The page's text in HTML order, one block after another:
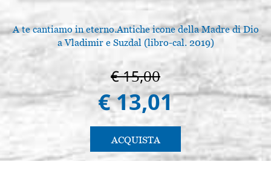
A te cantiamo in eterno.Antiche icone della Madre di Dio
a Vladimir e Suzdal (libro-cal. 2019)
€ 15,00
€ 13,01
ACQUISTA